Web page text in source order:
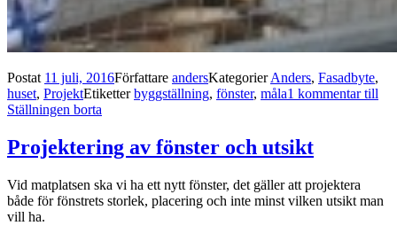
Postat 11 juli, 2016Författare andersKategorierAnders, Fasadbyte,
huset, ProjektEtiketterbyggställning, fönster, måla1 kommentartill
Ställningen borta
Projektering av fönster och utsikt
Vid matplatsen ska vi ha ett nytt fönster, det gäller att projektera
både för fönstrets storlek, placering och inte minst vilken utsikt man
vill ha.